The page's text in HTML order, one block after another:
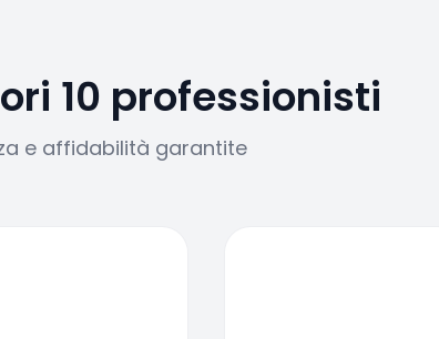
10 professionisti
e affidabilità garantite